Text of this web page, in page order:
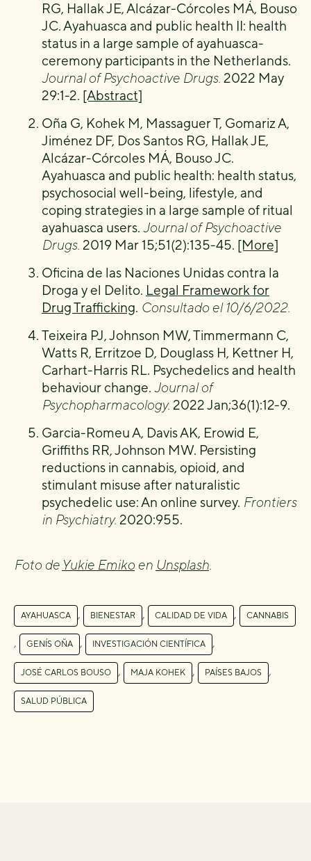
RG, Hallak JE, Alcázar-Córcoles MÁ, Bouso
JC. Ayahuasca and public health II: health
status in a large sample of ayahuasca-
ceremony participants in the Netherlands.
Journal of Psychoactive Drugs. 2022 May
29:1-2. [Abstract]
Oña G, Kohek M, Massaguer T, Gomariz A,
Jiménez DF, Dos Santos RG, Hallak JE,
Alcázar-Córcoles MÁ, Bouso JC.
Ayahuasca and public health: health status,
psychosocial well-being, lifestyle, and
coping strategies in a large sample of ritual
ayahuasca users. Journal ofPsychoactive
Drugs. 2019 Mar 15;51(2):135-45. [More]
Oficina de las Naciones Unidas contra la
Droga y el Delito. Legal Framework for
Drug Trafficking. Consultado el 10/6/2022.
Teixeira PJ, Johnson MW, Timmermann C,
Watts R, Erritzoe D, Douglass H, Kettner H,
Carhart-Harris RL. Psychedelics and health
behaviour change. Journal of
Psychopharmacology. 2022 Jan;36(1):12-9.
Garcia-Romeu A, Davis AK, Erowid E,
Griffiths RR, Johnson MW. Persisting
reductions in cannabis, opioid, and
stimulant misuse after naturalistic
psychedelic use: An online survey. Frontiers
in Psychiatry. 2020:955.
Foto de Yukie Emiko en Unsplash.
AYAHUASCA , BIENESTAR , CALIDAD DE VIDA , CANNABIS
, GENÍS OÑA , INVESTIGACIÓN CIENTÍFICA ,
JOSÉ CARLOS BOUSO , MAJA KOHEK , PAÍSES BAJOS ,
SALUD PÚBLICA